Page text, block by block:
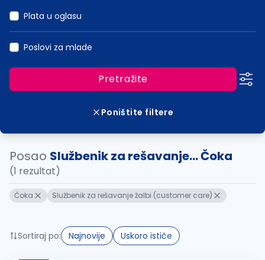
Plata u oglasu
Poslovi za mlade
Pretražite
Poništite filtere
Posao Službenik za rešavanje... Čoka
(1 rezultat)
Čoka Službenik za rešavanje žalbi (customer care)
Sortiraj po: Najnovije Uskoro ističe